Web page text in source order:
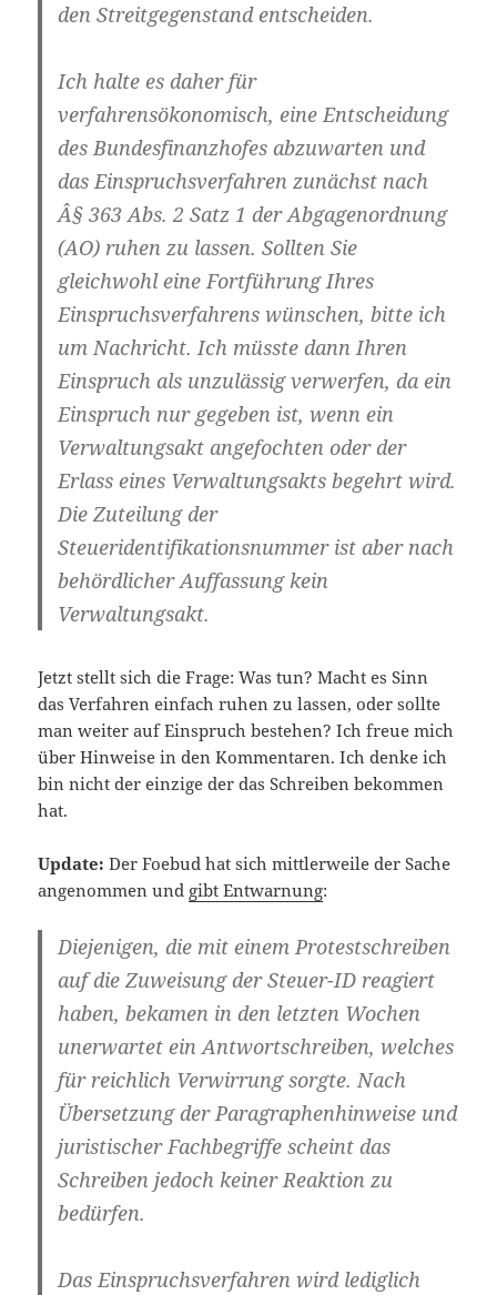
den Streitgegenstand entscheiden.
Ich halte es daher für
verfahrensökonomisch, eine Entscheidung
des Bundesfinanzhofes abzuwarten und
das Einspruchsverfahren zunächst nach
Â§ 363 Abs. 2 Satz 1 der Abgagenordnung
(AO) ruhen zu lassen. Sollten Sie
gleichwohl eine Fortführung Ihres
Einspruchsverfahrens wünschen, bitte ich
um Nachricht. Ich müsste dann Ihren
Einspruch als unzulässig verwerfen, da ein
Einspruch nur gegeben ist, wenn ein
Verwaltungsakt angefochten oder der
Erlass eines Verwaltungsakts begehrt wird.
Die Zuteilung der
Steueridentifikationsnummer ist aber nach
behördlicher Auffassung kein
Verwaltungsakt.
Jetzt stellt sich die Frage: Was tun? Macht es Sinn
das Verfahren einfach ruhen zu lassen, oder sollte
man weiter auf Einspruch bestehen? Ich freue mich
über Hinweise in den Kommentaren. Ich denke ich
bin nicht der einzige der das Schreiben bekommen
hat.
Update: Der Foebud hat sich mittlerweile der Sache
angenommen und gibt Entwarnung:
Diejenigen, die mit einem Protestschreiben
auf die Zuweisung der Steuer-ID reagiert
haben, bekamen in den letzten Wochen
unerwartet ein Antwortschreiben, welches
für reichlich Verwirrung sorgte. Nach
Übersetzung der Paragraphenhinweise und
juristischer Fachbegriffe scheint das
Schreiben jedoch keiner Reaktion zu
bedürfen.
Das Einspruchsverfahren wird lediglich